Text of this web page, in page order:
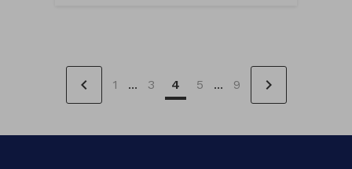
chevron_left 1 ... 3 4 5 ... 9 chevron_right